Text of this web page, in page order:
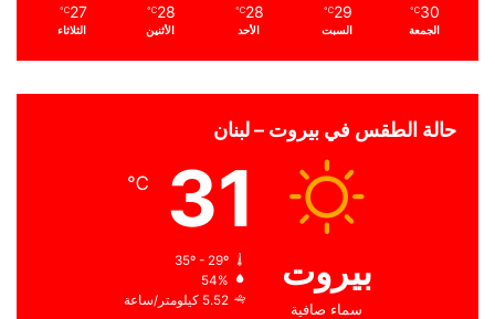
30
℃
الجمعة
29
℃
السبت
28
℃
الأحد
28
℃
الأثنين
27
℃
الثلاثاء
حالة الطقس في بيروت – لبنان
بيروت
سماء صافية
31
℃
35º - 29º
54%
5.52 كيلومتر/ساعة